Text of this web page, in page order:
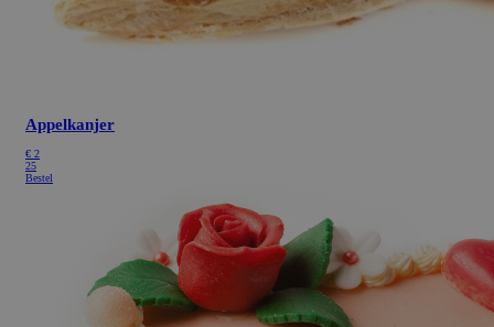
Appelkanjer
€ 2
25
Bestel